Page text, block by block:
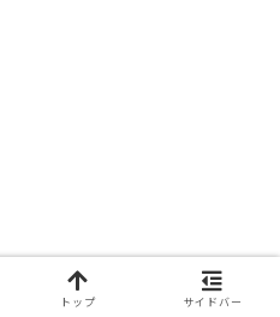
トップ サイドバー